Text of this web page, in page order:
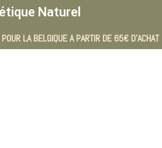
Naturel
LA BELGIQUE A PARTIR DE 65€ D'ACHAT